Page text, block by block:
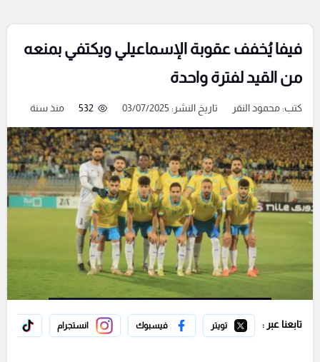
فيفا يُخفف عقوبة الإسماعيلي ويكتفي بمنعه
من القيد لفترة واحدة
كتب:محمود النقر تاريخ النشر: 03/07/2025 532 منذ سنة
تابعنا عبر : تويتر فيسبوك انستجرام